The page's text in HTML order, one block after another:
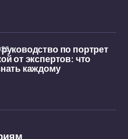
по портрет
от экспертов: что
каждому